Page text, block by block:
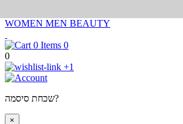
WOMEN MEN BEAUTY
0
0
+1
שכחת סיסמה?
×